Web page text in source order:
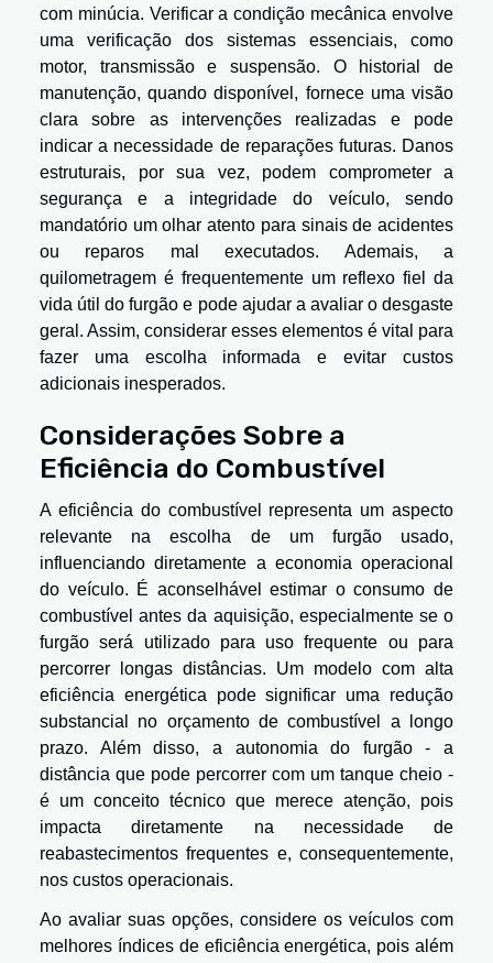
com minúcia. Verificar a condição mecânica envolve
uma verificação dos sistemas essenciais, como
motor, transmissão e suspensão. O historial de
manutenção, quando disponível, fornece uma visão
clara sobre as intervenções realizadas e pode
indicar a necessidade de reparações futuras. Danos
estruturais, por sua vez, podem comprometer a
segurança e a integridade do veículo, sendo
mandatório um olhar atento para sinais de acidentes
ou reparos mal executados. Ademais, a
quilometragem é frequentemente um reflexo fiel da
vida útil do furgão e pode ajudar a avaliar o desgaste
geral. Assim, considerar esses elementos é vital para
fazer uma escolha informada e evitar custos
adicionais inesperados.
Considerações Sobre a
Eficiência do Combustível
A eficiência do combustível representa um aspecto
relevante na escolha de um furgão usado,
influenciando diretamente a economia operacional
do veículo. É aconselhável estimar o consumo de
combustível antes da aquisição, especialmente se o
furgão será utilizado para uso frequente ou para
percorrer longas distâncias. Um modelo com alta
eficiência energética pode significar uma redução
substancial no orçamento de combustível a longo
prazo. Além disso, a autonomia do furgão - a
distância que pode percorrer com um tanque cheio -
é um conceito técnico que merece atenção, pois
impacta diretamente na necessidade de
reabastecimentos frequentes e, consequentemente,
nos custos operacionais.
Ao avaliar suas opções, considere os veículos com
melhores índices de eficiência energética, pois além